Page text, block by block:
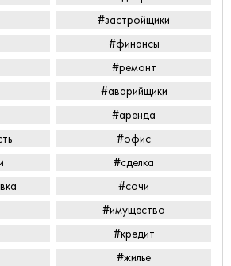
#застройщики
#финансы
#ремонт
#аварийщики
#аренда
#офис
#сделка
#сочи
#имущество
#кредит
#жилье